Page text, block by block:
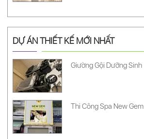
DỰ ÁN THIẾT KẾ MỚI NHẤT
Giường Gội Dưỡng Sinh
Thi Công Spa New Gem